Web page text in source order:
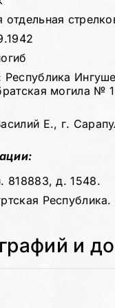
Республика
могила №
Е., г.
д. 1548.
и